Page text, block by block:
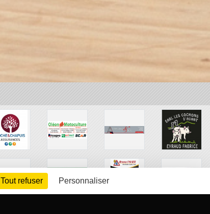
Tout refuser Personnaliser